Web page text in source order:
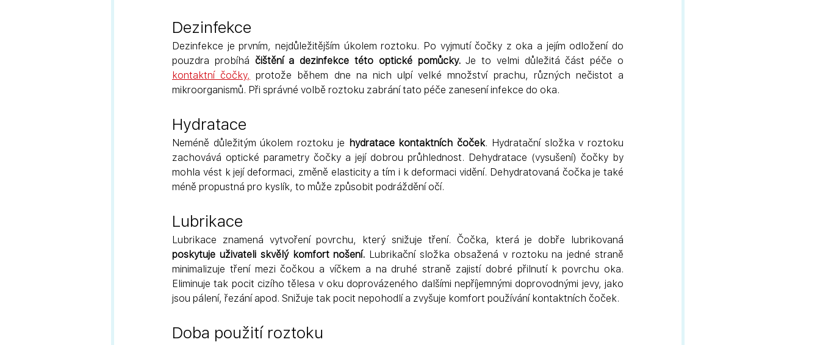
Dezinfekce
Dezinfekce je prvním, nejdůležitějším úkolem roztoku. Po vyjmutí čočky z oka a jejím odložení do
pouzdra probíhá čištění a dezinfekce této optické pomůcky.
kontaktní čočky, protože během dne na nich ulpí velké množství prachu, různých nečistot a
mikroorganismů. Při správné volbě roztoku zabrání tato péče zanesení infekce do oka.
Hydratace
Neméně důležitým úkolem roztoku je hydratace kontaktních čoček. Hydratační složka v roztoku
zachovává optické parametry čočky a její dobrou průhlednost. Dehydratace (vysušení) čočky by
mohla vést k její deformaci, změně elasticity a tím i k deformaci vidění. Dehydratovaná čočka je také
méně propustná pro kyslík, to může způsobit podráždění očí.
Lubrikace
poskytuje uživateli skvělý komfort nošení. Lubrikační složka obsažená v roztoku na jedné straně
minimalizuje tření mezi čočkou a víčkem a na druhé straně zajistí dobré přilnutí k povrchu oka.
Eliminuje tak pocit cizího tělesa v oku doprovázeného dalšími nepříjemnými doprovodnými jevy, jako
jsou pálení, řezání apod. Snižuje tak pocit nepohodlí a zvyšuje komfort používání kontaktních čoček.
Doba použití roztoku